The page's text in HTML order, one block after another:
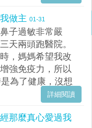
做主 01-31
子過敏非常嚴
天兩頭跑醫院。
，媽媽希望我改
強免疫力，所以
為了健康，沒想
詳細閱讀
那麼真心愛過我